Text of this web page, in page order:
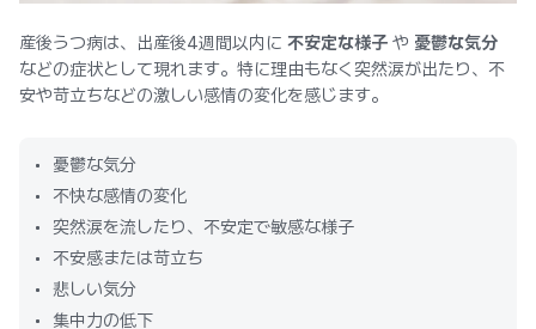
産後うつ病は、出産後4週間以内に 不安定な様子 や 憂鬱な気分
などの症状として現れます。特に理由もなく突然涙が出たり、不
安や苛立ちなどの激しい感情の変化を感じます。
憂鬱な気分
不快な感情の変化
突然涙を流したり、不安定で敏感な様子
不安感または苛立ち
悲しい気分
集中力の低下